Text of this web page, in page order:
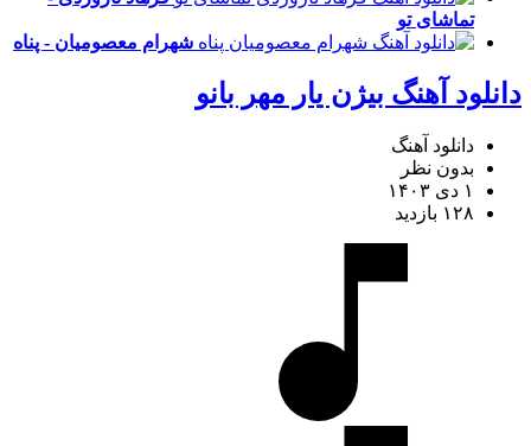
تماشای تو
شهرام معصومیان - پناه
دانلود آهنگ بیژن یار مهر بانو
دانلود آهنگ
بدون نظر
۱ دی ۱۴۰۳
۱۲۸ بازدید